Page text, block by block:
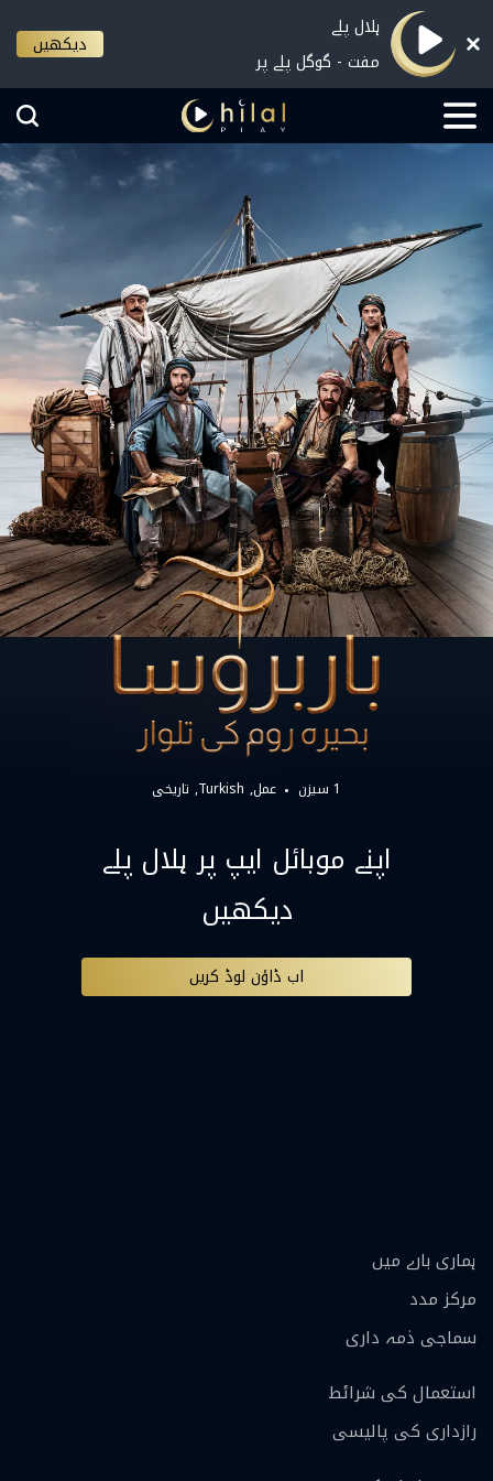
ہلال پلے
مفت - گوگل پلے پر
دیکھیں
1 سیزن عمل Turkish تاریخی
اپنے موبائل ایپ پر ہلال پلے
دیکھیں
اب ڈاؤن لوڈ کریں
ہماری بارے ميں
مرکز مدد
سماجی ذمہ داری
استعمال کی شرائط
رازداری کی پالیسی